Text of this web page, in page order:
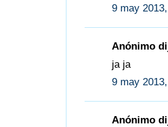
9 may
Anónimo
ja ja
9 may
Anónimo